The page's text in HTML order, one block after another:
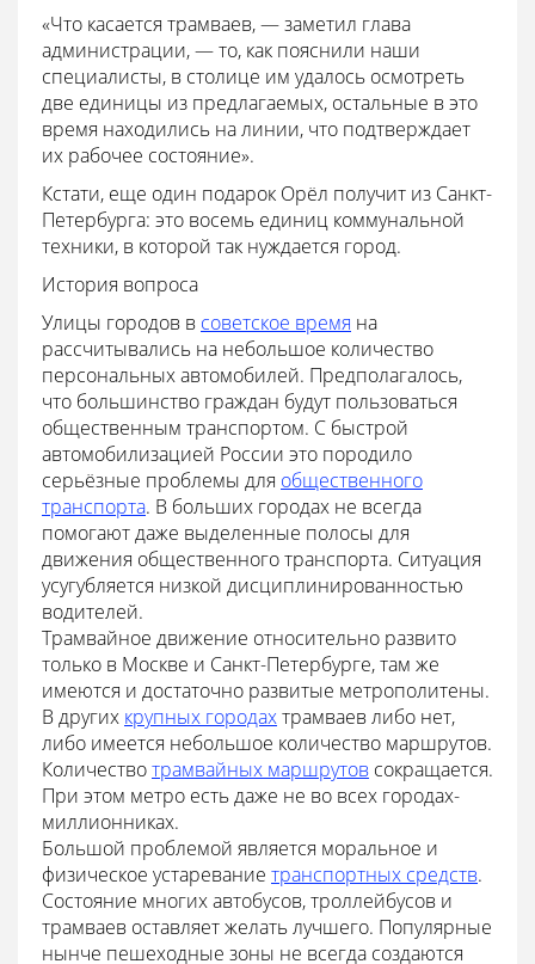
«Что касается трамваев, — заметил глава
администрации, —то, как пояснили наши
специалисты, в столице им удалось осмотреть
две единицы из предлагаемых, остальные в это
время находились на линии, что подтверждает
их рабочее состояние».
Кстати, еще один подарок Орёл получит из Санкт-
Петербурга: это восемь единиц коммунальной
техники, в которой так нуждается город.
История вопроса
Улицы городов в советское время на
рассчитывались на небольшое количество
персональных автомобилей. Предполагалось,
что большинство граждан будут пользоваться
общественным транспортом. С быстрой
автомобилизацией России это породило
серьёзные проблемы для общественного
транспорта. В больших городах не всегда
помогают даже выделенные полосы для
движения общественного транспорта. Ситуация
усугубляется низкой дисциплинированностью
водителей.
Трамвайное движение относительно развито
только в Москве и Санкт-Петербурге, там же
имеются и достаточно развитые метрополитены.
В других крупных городахтрамваев либо нет,
либо имеется небольшое количество маршрутов.
Количествотрамвайных маршрутов сокращается.
При этом метро есть даже не во всех городах-
миллионниках.
Большой проблемой является моральное и
физическое устаревание транспортных средств.
Состояние многих автобусов, троллейбусов и
трамваев оставляет желать лучшего. Популярные
нынче пешеходные зоны не всегда создаются